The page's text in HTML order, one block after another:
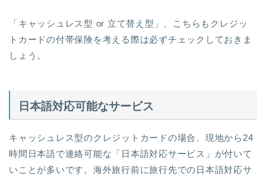
「キャッシュレス型 or 立て替え型」、こちらもクレジッ
トカードの付帯保険を考える際は必ずチェックしておきま
しょう。
日本語対応可能なサービス
キャッシュレス型のクレジットカードの場合、現地から24
時間日本語で連絡可能な「日本語対応サービス」が付いて
いことが多いです。海外旅行前に旅行先での日本語対応サ